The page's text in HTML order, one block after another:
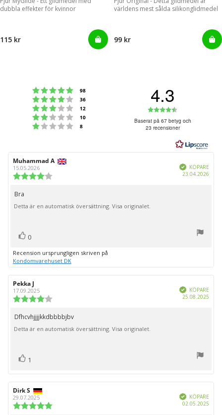
dubbla effekter för kvinnor
115 kr
världens mest sålda silikonglidmedel
99 kr
Betyg: 5 utav 5 stjärnor
98
Betyg: 4 utav 5 stjärnor
36
Betyg: 3 utav 5 stjärnor
12
Betyg: 2 utav 5 stjärnor
10
Betyg: 1 utav 5 stjärnor
8
4.3
4.3
utav
5
Baserat på 67 betyg och
23 recensioner
Recensionsförfattare:
Muhammad A
15.05.2026
stjärnor
Bekräftad
KÖPARE
23.04.2026
Recensionstext:
Bra
Detta är en automatisk översättning. Visa originalet.
Rösta
0
Recension ursprungligen skriven på
Kondomvarehuset DK
Recensionsförfattare:
Pekka J
17.09.2025
utav
5
stjärnor
Bekräftad
KÖPARE
25.08.2025
Recensionstext:
Dfhcvhjjjjkkdbbbbjbv
Detta är en automatisk översättning. Visa originalet.
Rösta
upp
1
Recensionsförfattare:
Dirk S
29.07.2025 Bekräftad
KÖPARE
02.05.2025